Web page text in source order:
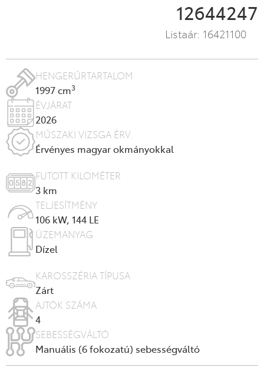
12644247
Listaár: 16421100
HENGERŰRTARTALOM
1997 cm3
ÉVJÁRAT
2026
MŰSZAKI VIZSGA ÉRV.
Érvényes magyar okmányokkal
FUTOTT KILOMÉTER
3 km
TELJESÍTMÉNY
106 kW, 144 LE
ÜZEMANYAG
Dízel
KAROSSZÉRIA TÍPUSA
Zárt
AJTÓK SZÁMA
4
SEBESSÉGVÁLTÓ
Manuális (6 fokozatú) sebességváltó